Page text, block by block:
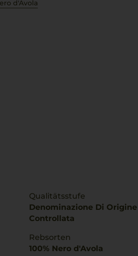
d'Avola
Qualitätsstufe
Denominazione Di Origine
Controllata
Rebsorten
100% Nero d'Avola